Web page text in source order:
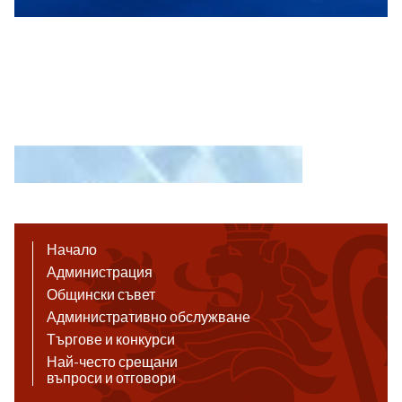
Начало
Администрация
Общински съвет
Административно обслужване
Търгове и конкурси
Най-често срещани
въпроси и отговори